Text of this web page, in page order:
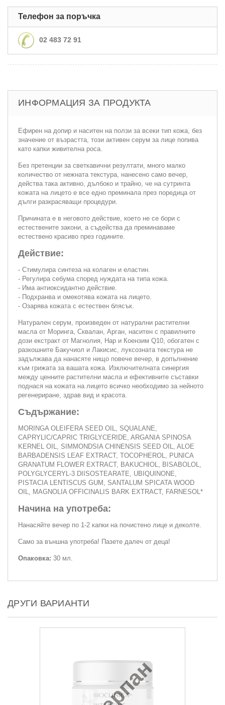
Телефон за поръчка
02 483 72 91
ИНФОРМАЦИЯ ЗА ПРОДУКТА
Ефирен на допир и наситен на ползи за всеки тип кожа, без
значение от възрастта, този активен серум за лице попива
като капки живителна роса.
Без претенции за светкавични резултати, много малко
количество от нежната текстура, нанесено само вечер,
действа така активно, дълбоко и трайно, че на сутринта
кожата на лицето е все едно преминала през поредица от
дълги разкрасяващи процедури.
Причината е в неговото действие, което не се бори с
естествените закони, а съдейства да преминаваме
естествено красиво през годините.
Действие:
- Стимулира синтеза на колаген и еластин.
- Регулира себума според нуждата на типа кожа.
- Има антиоксидантно действие.
- Подхранва и омекотява кожата на лицето.
- Озарява кожата с естествен блясък.
Натурален серум, произведен от натурални растителни
масла от Моринга, Сквалан, Арган, наситен с правилните
дози екстракт от Магнолия, Нар и Коензим Q10, обогатен с
разкошните Бакучиол и Лакисис, луксозната текстура не
задължава да нанасяте нищо повече вечер, в допълнение
към грижата за вашата кожа. Изключителната синергия
между ценните растителни масла и ефективните съставки
поднася на кожата на лицето всичко необходимо за нейното
регенериране, здрав вид и красота.
Съдържание:
MORINGA OLEIFERA SEED OIL, SQUALANE,
CAPRYLIC/CAPRIC TRIGLYCERIDE, ARGANIA SPINOSA
KERNEL OIL, SIMMONDSIA CHINENSIS SEED OIL, ALOE
BARBADENSIS LEAF EXTRACT, TOCOPHEROL, PUNICA
GRANATUM FLOWER EXTRACT, BAKUCHIOL, BISABOLOL,
POLYGLYCERYL-3 DIISOSTEARATE, UBIQUINONE,
PISTACIA LENTISCUS GUM, SANTALUM SPICATA WOOD
OIL, MAGNOLIA OFFICINALIS BARK EXTRACT, FARNESOL*
Начина на употреба:
Нанасяйте вечер по 1-2 капки на почистено лице и деколте.
Само за външна употреба! Пазете далеч от деца!
Опаковка: 30 мл.
ДРУГИ ВАРИАНТИ